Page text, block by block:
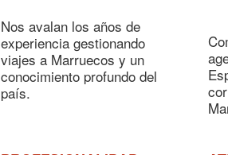
Nos avalan los años de
experiencia gestionando
viajes a Marruecos y un
conocimiento profundo del
país.